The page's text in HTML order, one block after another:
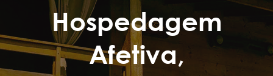
Hospedagem
Afetiva,